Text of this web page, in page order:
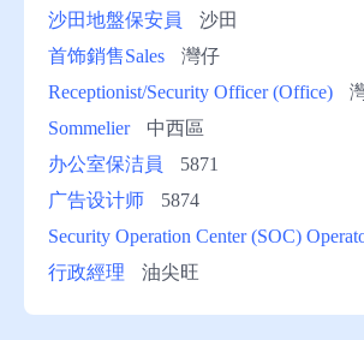
沙田地盤保安員
沙田
首饰銷售Sales
灣仔
Receptionist/Security Officer (Office)
Sommelier
中西區
办公室保洁員
5871
广告设计师
5874
Security Operation Center (SOC)
行政經理
油尖旺